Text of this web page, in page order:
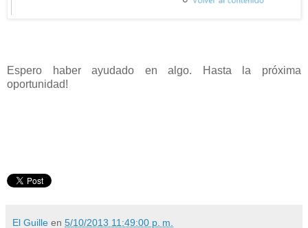
Espero haber ayudado en algo. Hasta la próxima
oportunidad!
El Guille en 5/10/2013 11:49:00 p. m.